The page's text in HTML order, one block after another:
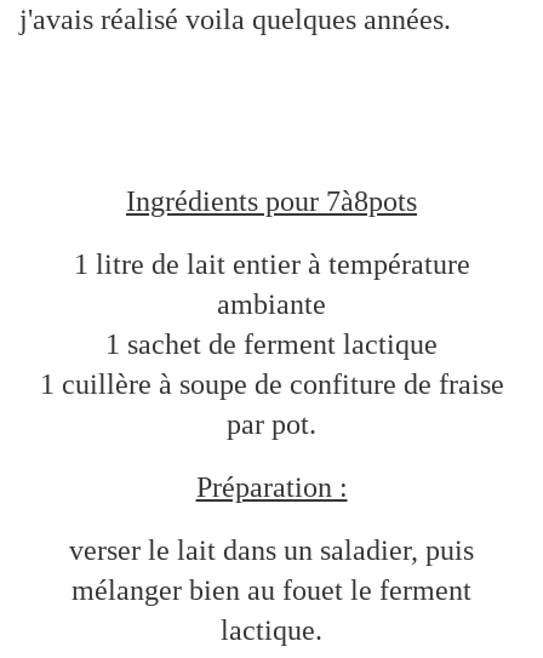
j'avais réalisé voila quelques années.
Ingrédients pour 7à8pots
1 litre de lait entier à température
ambiante
1 sachet de ferment lactique
1 cuillère à soupe de confiture de fraise
par pot.
Préparation :
verser le lait dans un saladier, puis
mélanger bien au fouet le ferment
lactique.